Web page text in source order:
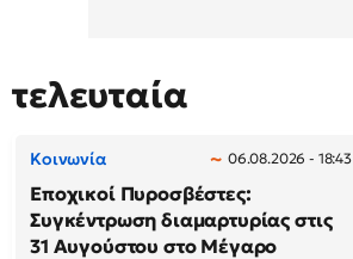
τελευταία
Κοινωνία 06.08.2026 - 18:43
Εποχικοί Πυροσβέστες:
Συγκέντρωση διαμαρτυρίας στις
31 Αυγούστου στο Μέγαρο